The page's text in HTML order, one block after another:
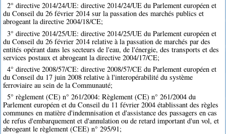
2° directive 2014/24/UE: directive 2014/24/UE du Parlement européen et
du Conseil du 26 février 2014 sur la passation des marchés publics et
abrogeant la directive 2004/18/CE;
3° directive 2014/25/UE: directive 2014/25/UE du Parlement européen et
du Conseil du 26 février 2014 relative à la passation de marchés par des
entités opérant dans les secteurs de l'eau, de l'énergie, des transports et des
services postaux et abrogeant la directive 2004/17/CE;
4° directive 2008/57/CE: directive 2008/57/CE du Parlement européen et
du Conseil du 17 juin 2008 relative à l'interopérabilité du système
ferroviaire au sein de la Communauté;
5° règlement (CE) n° 261/2004: Règlement (CE) n° 261/2004 du
Parlement européen et du Conseil du 11 février 2004 établissant des règles
communes en matière d'indemnisation et d'assistance des passagers en cas
de refus d'embarquement et d'annulation ou de retard important d'un vol, et
abrogeant le règlement (CEE) n° 295/91;